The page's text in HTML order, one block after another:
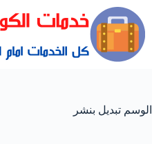
الوسم تبديل بنشر